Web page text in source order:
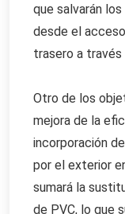
que salvarán
desde el
trasero a través
Otro de los
mejora de la
incorporación
por el exterior
sumará la
de PVC, lo que